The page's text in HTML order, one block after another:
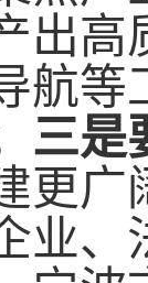
出高
航等
三是
更广
业、